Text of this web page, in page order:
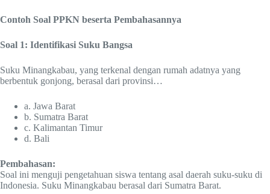
Contoh Soal PPKN beserta Pembahasannya
Soal 1: Identifikasi Suku Bangsa
Suku Minangkabau, yang terkenal dengan rumah adatnya yang
berbentuk gonjong, berasal dari provinsi…
a. Jawa Barat
b. Sumatra Barat
c. Kalimantan Timur
d. Bali
Pembahasan:
Soal ini menguji pengetahuan siswa tentang asal daerah suku-suku di
Indonesia. Suku Minangkabau berasal dari Sumatra Barat.